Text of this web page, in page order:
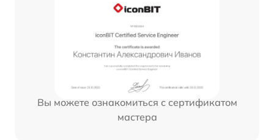
Вы можете ознакомиться с сертификатом
мастера